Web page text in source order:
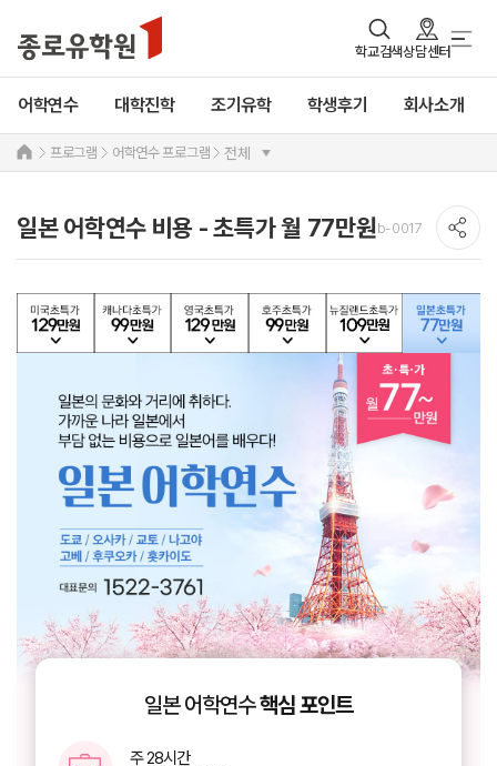
학교검색상담센터
어학연수 대학진학 조기유학 학생후기 회사소개
프로그램 어학연수 프로그램 전체
일본 어학연수 비용 - 초특가 월 77만원b-0017
일본 어학연수핵심 포인트
주 28시간